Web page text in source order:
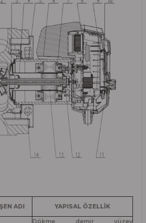
ADI YAPISAL ÖZELLİK
Dökme demir yüzey